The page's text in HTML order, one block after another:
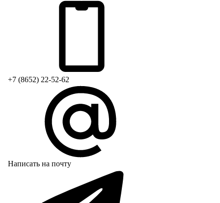
+7 (8652) 22-52-62
Написать на почту